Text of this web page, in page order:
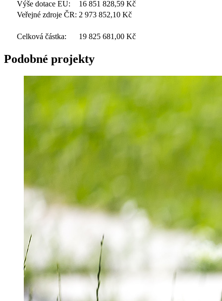
Výše dotace EU: 16 851 828,59 Kč
Veřejné zdroje ČR: 2 973 852,10 Kč
Celková částka: 19 825 681,00 Kč
Podobné projekty